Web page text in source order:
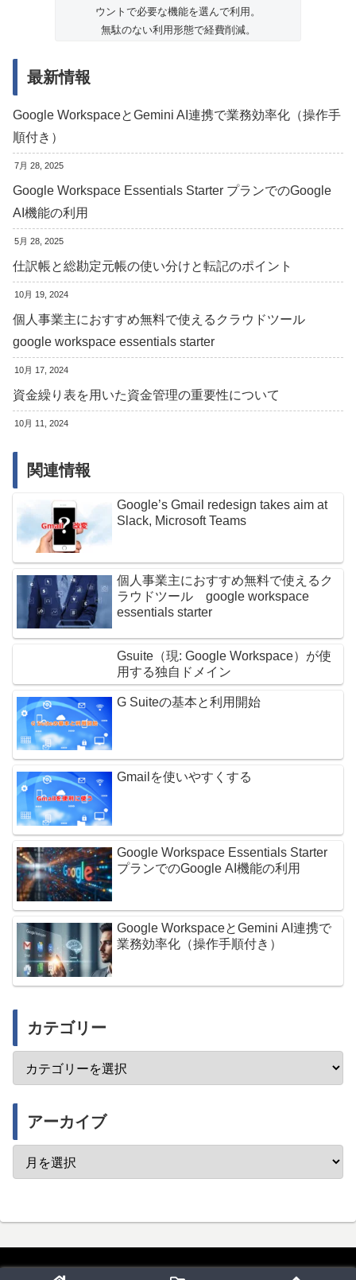
ウントで必要な機能を選んで利用。
無駄のない利用形態で経費削減。
最新情報
Google WorkspaceとGemini AI連携で業務効率化（操作手
順付き）
7月 28, 2025
Google Workspace Essentials Starter プランでのGoogle
AI機能の利用
5月 28, 2025
仕訳帳と総勘定元帳の使い分けと転記のポイント
10月 19, 2024
個人事業主におすすめ無料で使えるクラウドツール
google workspace essentials starter
10月 17, 2024
資金繰り表を用いた資金管理の重要性について
10月 11, 2024
関連情報
Google’s Gmail redesign takes aim at
Slack, Microsoft Teams
個人事業主におすすめ無料で使えるク
ラウドツール google workspace
essentials starter
Gsuite（現: Google Workspace）が使
用する独自ドメイン
G Suiteの基本と利用開始
Gmailを使いやすくする
Google Workspace Essentials Starter
プランでのGoogle AI機能の利用
Google WorkspaceとGemini AI連携で
業務効率化（操作手順付き）
カテゴリー
アーカイブ